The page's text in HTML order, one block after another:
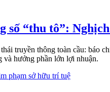
“thu tô”:
truyền thông toàn cầu: báo
và hưởng phần lớn lợi nhuận.